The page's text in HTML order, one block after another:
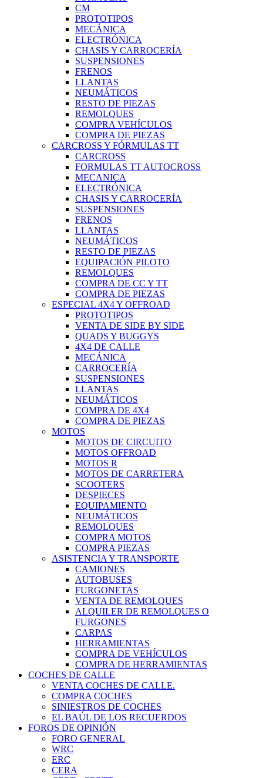
CM
PROTOTIPOS
MECÁNICA
ELECTRÓNICA
CHASIS Y CARROCERÍA
SUSPENSIONES
FRENOS
LLANTAS
NEUMÁTICOS
RESTO DE PIEZAS
REMOLQUES
COMPRA VEHÍCULOS
COMPRA DE PIEZAS
CARCROSS Y FÓRMULAS TT
CARCROSS
FORMULAS TT AUTOCROSS
MECANICA
ELECTRÓNICA
CHASIS Y CARROCERÍA
SUSPENSIONES
FRENOS
LLANTAS
NEUMÁTICOS
RESTO DE PIEZAS
EQUIPACIÓN PILOTO
REMOLQUES
COMPRA DE CC Y TT
COMPRA DE PIEZAS
ESPECIAL 4X4 Y OFFROAD
PROTOTIPOS
VENTA DE SIDE BY SIDE
QUADS Y BUGGYS
4X4 DE CALLE
MECÁNICA
CARROCERÍA
SUSPENSIONES
LLANTAS
NEUMÁTICOS
COMPRA DE 4X4
COMPRA DE PIEZAS
MOTOS
MOTOS DE CIRCUITO
MOTOS OFFROAD
MOTOS R
MOTOS DE CARRETERA
SCOOTERS
DESPIECES
EQUIPAMIENTO
NEUMÁTICOS
REMOLQUES
COMPRA MOTOS
COMPRA PIEZAS
ASISTENCIA Y TRANSPORTE
CAMIONES
AUTOBUSES
FURGONETAS
VENTA DE REMOLQUES
ALQUILER DE REMOLQUES O
FURGONES
CARPAS
HERRAMIENTAS
COMPRA DE VEHÍCULOS
COMPRA DE HERRAMIENTAS
COCHES DE CALLE
VENTA COCHES DE CALLE.
COMPRA COCHES
SINIESTROS DE COCHES
EL BAÚL DE LOS RECUERDOS
FOROS DE OPINIÓN
FORO GENERAL
WRC
ERC
CERA